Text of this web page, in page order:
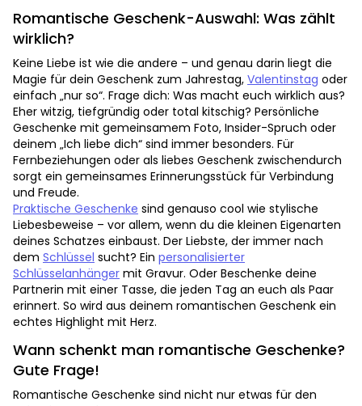
Romantische Geschenk-Auswahl: Was zählt
wirklich?
Keine Liebe ist wie die andere – und genau darin liegt die
Magie für dein Geschenk zum Jahrestag, Valentinstag oder
einfach „nur so“. Frage dich: Was macht euch wirklich aus?
Eher witzig, tiefgründig oder total kitschig? Persönliche
Geschenke mit gemeinsamem Foto, Insider-Spruch oder
deinem „Ich liebe dich“ sind immer besonders. Für
Fernbeziehungen oder als liebes Geschenk zwischendurch
sorgt ein gemeinsames Erinnerungsstück für Verbindung
und Freude.
Praktische Geschenke sind genauso cool wie stylische
Liebesbeweise – vor allem, wenn du die kleinen Eigenarten
deines Schatzes einbaust. Der Liebste, der immer nach
dem Schlüssel sucht? Ein personalisierter
Schlüsselanhänger mit Gravur. Oder Beschenke deine
Partnerin mit einer Tasse, die jeden Tag an euch als Paar
erinnert. So wird aus deinem romantischen Geschenk ein
echtes Highlight mit Herz.
Wann schenkt man romantische Geschenke?
Gute Frage!
Romantische Geschenke sind nicht nur etwas für den